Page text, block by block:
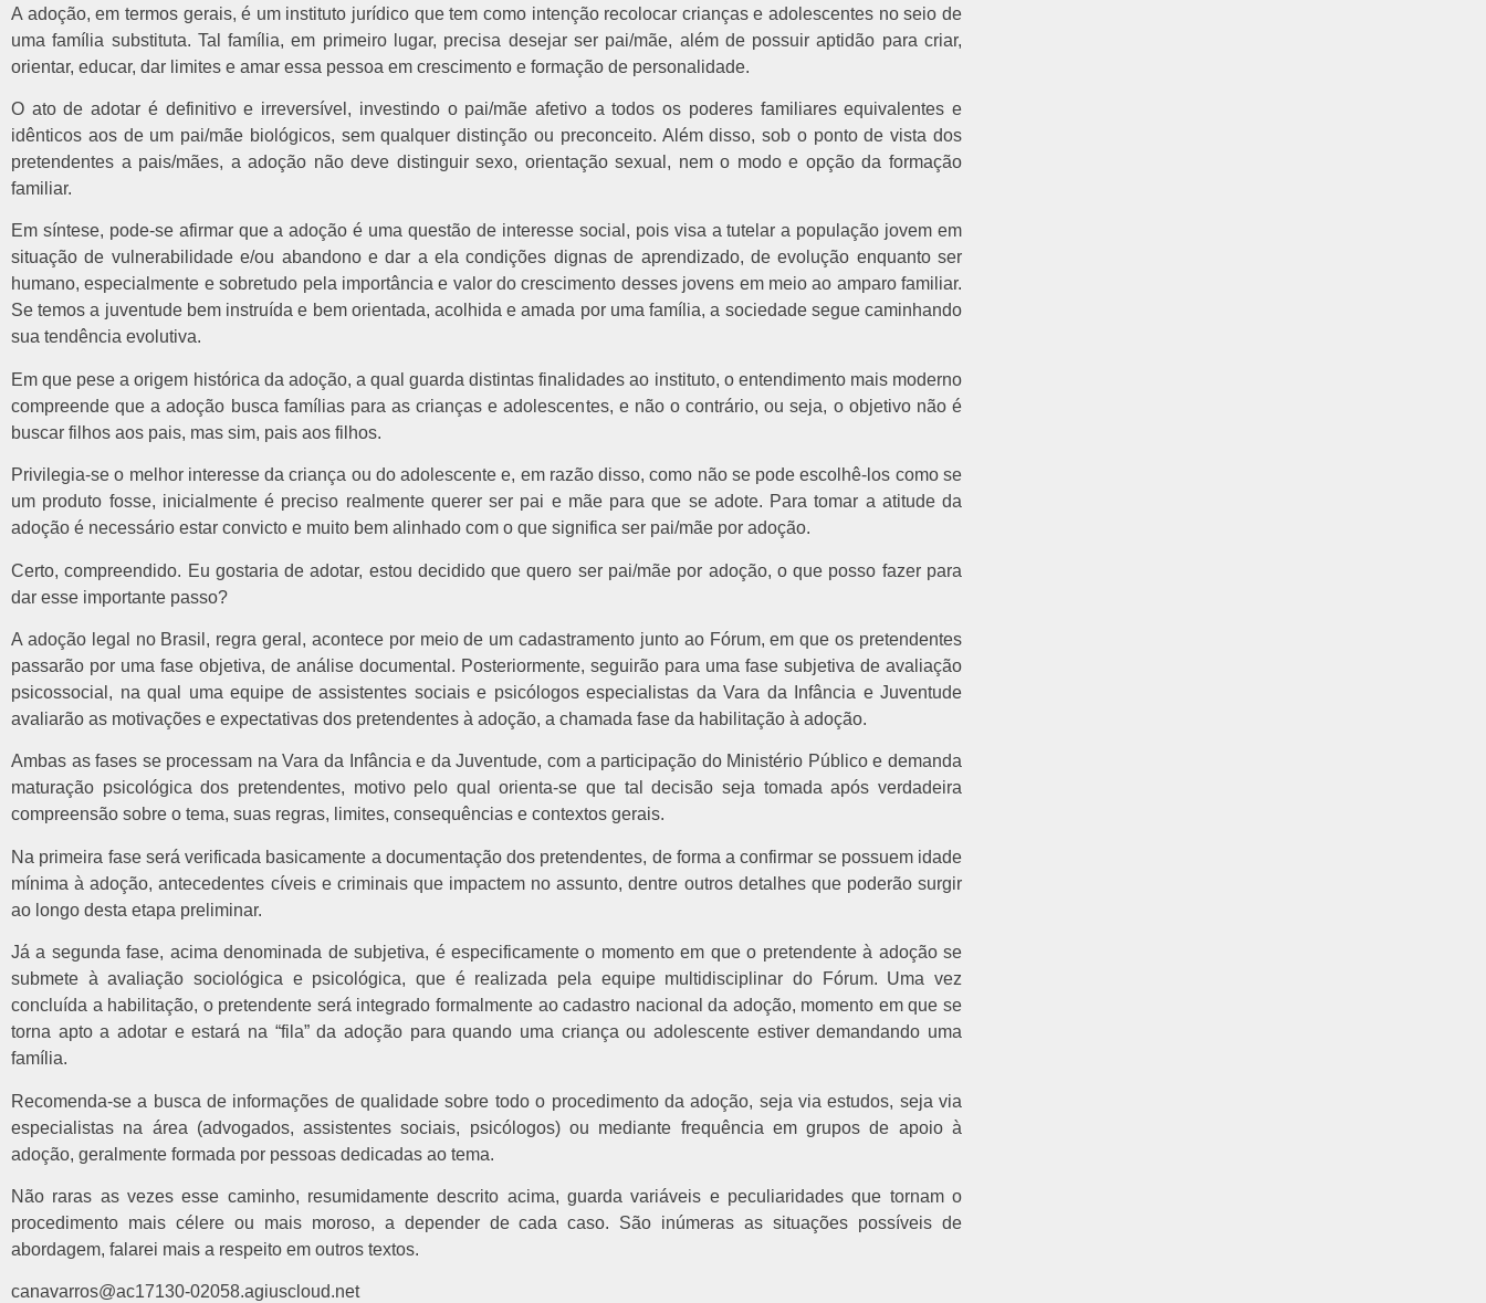
A adoção, em termos gerais, é um instituto jurídico que tem como intenção recolocar crianças e adolescentes no seio de
uma família substituta. Tal família, em primeiro lugar, precisa desejar ser pai/mãe, além de possuir aptidão para criar,
orientar, educar, dar limites e amar essa pessoa em crescimento e formação de personalidade.
O ato de adotar é definitivo e irreversível, investindo o pai/mãe afetivo a todos os poderes familiares equivalentes e
idênticos aos de um pai/mãe biológicos, sem qualquer distinção ou preconceito. Além disso, sob o ponto de vista dos
pretendentes a pais/mães, a adoção não deve distinguir sexo, orientação sexual, nem o modo e opção da formação
familiar.
Em síntese, pode-se afirmar que a adoção é uma questão de interesse social, pois visa a tutelar a população jovem em
situação de vulnerabilidade e/ou abandono e dar a ela condições dignas de aprendizado, de evolução enquanto ser
humano, especialmente e sobretudo pela importância e valor do crescimento desses jovens em meio ao amparo familiar.
Se temos a juventude bem instruída e bem orientada, acolhida e amada por uma família, a sociedade segue caminhando
sua tendência evolutiva.
Em que pese a origem histórica da adoção, a qual guarda distintas finalidades ao instituto, o entendimento mais moderno
compreende que a adoção busca famílias para as crianças e adolescentes, e não o contrário, ou seja, o objetivo não é
buscar filhos aos pais, mas sim, pais aos filhos.
Privilegia-se o melhor interesse da criança ou do adolescente e, em razão disso, como não se pode escolhê-los como se
um produto fosse, inicialmente é preciso realmente querer ser pai e mãe para que se adote. Para tomar a atitude da
adoção é necessário estar convicto e muito bem alinhado com o que significa ser pai/mãe por adoção.
Certo, compreendido. Eu gostaria de adotar, estou decidido que quero ser pai/mãe por adoção, o que posso fazer para
dar esse importante passo?
A adoção legal no Brasil, regra geral, acontece por meio de um cadastramento junto ao Fórum, em que os pretendentes
passarão por uma fase objetiva, de análise documental. Posteriormente, seguirão para uma fase subjetiva de avaliação
psicossocial, na qual uma equipe de assistentes sociais e psicólogos especialistas da Vara da Infância e Juventude
avaliarão as motivações e expectativas dos pretendentes à adoção, a chamada fase da habilitação à adoção.
Ambas as fases se processam na Vara da Infância e da Juventude, com a participação do Ministério Público e demanda
maturação psicológica dos pretendentes, motivo pelo qual orienta-se que tal decisão seja tomada após verdadeira
compreensão sobre o tema, suas regras, limites, consequências e contextos gerais.
Na primeira fase será verificada basicamente a documentação dos pretendentes, de forma a confirmar se possuem idade
mínima à adoção, antecedentes cíveis e criminais que impactem no assunto, dentre outros detalhes que poderão surgir
ao longo desta etapa preliminar.
Já a segunda fase, acima denominada de subjetiva, é especificamente o momento em que o pretendente à adoção se
submete à avaliação sociológica e psicológica, que é realizada pela equipe multidisciplinar do Fórum. Uma vez
concluída a habilitação, o pretendente será integrado formalmente ao cadastro nacional da adoção, momento em que se
torna apto a adotar e estará na “fila” da adoção para quando uma criança ou adolescente estiver demandando uma
família.
Recomenda-se a busca de informações de qualidade sobre todo o procedimento da adoção, seja via estudos, seja via
especialistas na área (advogados, assistentes sociais, psicólogos) ou mediante frequência em grupos de apoio à
adoção, geralmente formada por pessoas dedicadas ao tema.
Não raras as vezes esse caminho, resumidamente descrito acima, guarda variáveis e peculiaridades que tornam o
procedimento mais célere ou mais moroso, a depender de cada caso. São inúmeras as situações possíveis de
abordagem, falarei mais a respeito em outros textos.
canavarros@ac17130-02058.agiuscloud.net